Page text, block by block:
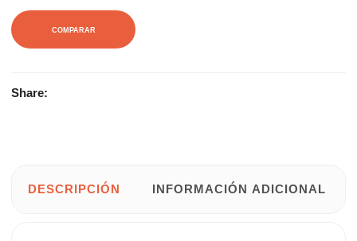
COMPARAR
Share:
DESCRIPCIÓN INFORMACIÓN ADICIONAL